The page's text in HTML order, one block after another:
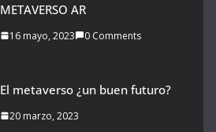
METAVERSO AR
16 mayo, 2023 0 Comments
El metaverso ¿un buen futuro?
20 marzo, 2023